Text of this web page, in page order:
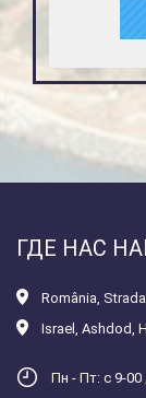
ГДЕ НАС
România
Israel Ashdod,
Пн - Пт: с 9-00